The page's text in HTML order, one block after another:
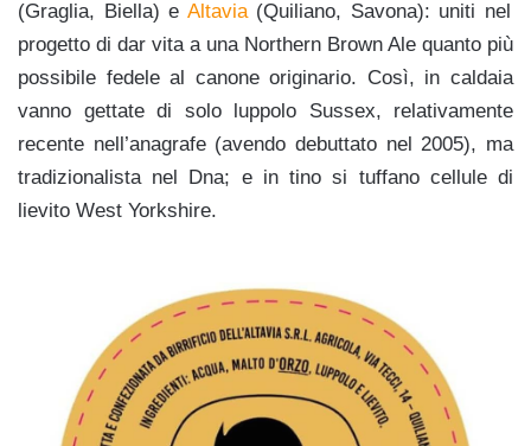
(Graglia, Biella) e Altavia(Quiliano, Savona): uniti nel
progetto di dar vita a una Northern Brown Ale quanto più
possibile fedele al canone originario. Così, in caldaia
vanno gettate di solo luppolo Sussex, relativamente
recente nell’anagrafe (avendo debuttato nel 2005), ma
tradizionalista nel Dna; e in tino si tuffano cellule di
lievito West Yorkshire.